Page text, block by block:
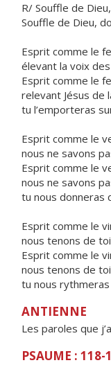
R/ Souffle de
Souffle de Dieu,
Esprit comme le
élevant la voix
Esprit comme le
relevant Jésus de
tu l’emporteras
Esprit comme le
nous ne savons
Esprit comme le
nous ne savons
tu nous donneras
Esprit comme le
nous tenons de
Esprit comme le
nous tenons de
tu nous
ANTIENNE
Les paroles que
PSAUME : 118-